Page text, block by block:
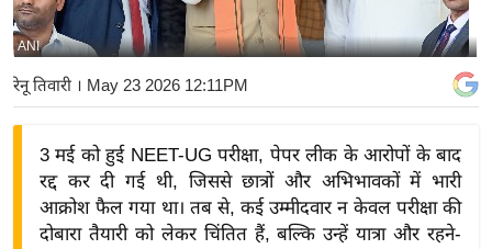
य
बि
ज़
ने
द्यो
ANI
रेनू तिवारी । May 23 2026 12:11PM
3 मई को हुई NEET-UG परीक्षा, पेपर लीक के आरोपों के बाद
रद्द कर दी गई थी, जिससे छात्रों और अभिभावकों में भारी
आक्रोश फैल गया था। तब से, कई उम्मीदवार न केवल परीक्षा की
दोबारा तैयारी को लेकर चिंतित हैं, बल्कि उन्हें यात्रा और रहने-